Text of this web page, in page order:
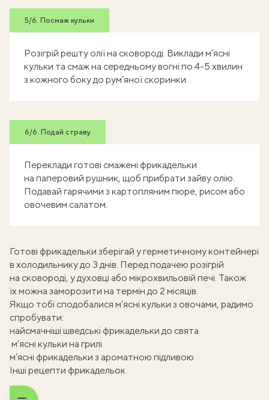
5/6. Посмаж кульки
Розігрій решту олії на сковороді. Виклади м’ясні
кульки та смаж на середньому вогні по 4-5 хвилин
з кожного боку до рум’яної скоринки.
6/6. Подай страву
Переклади готові смажені фрикадельки
на паперовий рушник, щоб прибрати зайву олію.
Подавай гарячими з картопляним пюре, рисом або
овочевим салатом.
Готові фрикадельки зберігай у герметичному контейнері
в холодильнику до 3 днів. Перед подачею розігрій
на сковороді, у духовці або мікрохвильовій печі. Також
їх можна заморозити на термін до 2 місяців.
Якщо тобі сподобалися м’ясні кульки з овочами, радимо
спробувати:
найсмачніші шведські фрикадельки до свята
м’ясні кульки на грилі
м’ясні фрикадельки з ароматною підливою
Інші рецепти фрикадельок